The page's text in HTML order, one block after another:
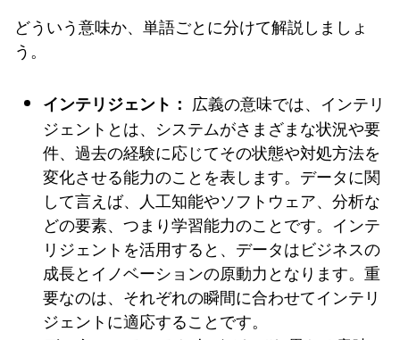
どういう意味か、単語ごとに分けて解説しましょ
う。
インテリジェント： 広義の意味では、インテリ
ジェントとは、システムがさまざまな状況や要
件、過去の経験に応じてその状態や対処方法を
変化させる能力のことを表します。データに関
して言えば、人工知能やソフトウェア、分析な
どの要素、つまり学習能力のことです。インテ
リジェントを活用すると、データはビジネスの
成長とイノベーションの原動力となります。重
要なのは、それぞれの瞬間に合わせてインテリ
ジェントに適応することです。